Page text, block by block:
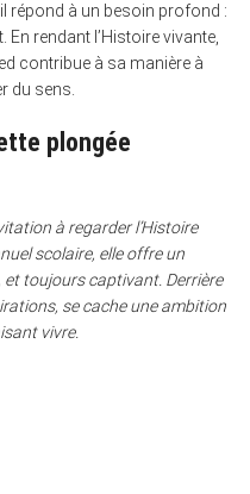
répond à un besoin profond :
rendant l’Histoire vivante,
contribue à sa manière à
du sens.
plongée
à regarder l’Histoire
scolaire, elle offre un
toujours captivant. Derrière
se cache une ambition
vivre.